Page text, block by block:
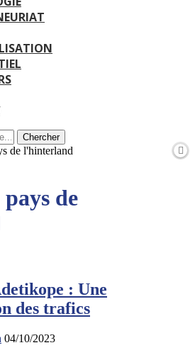
Chercher
de l'hinterland
de
: Une
des trafics
04/10/2023